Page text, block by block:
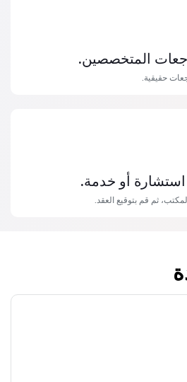
المتخصصين.
حقيقية.
أو خدمة.
ثم قم بتوقيع العقد.